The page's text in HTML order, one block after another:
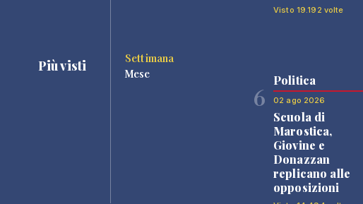
Più visti
Settimana
Mese
Visto 19.192 volte
6
Politica
02 ago 2026
Scuola di
Marostica,
Giovine e
Donazzan
replicano alle
opposizioni